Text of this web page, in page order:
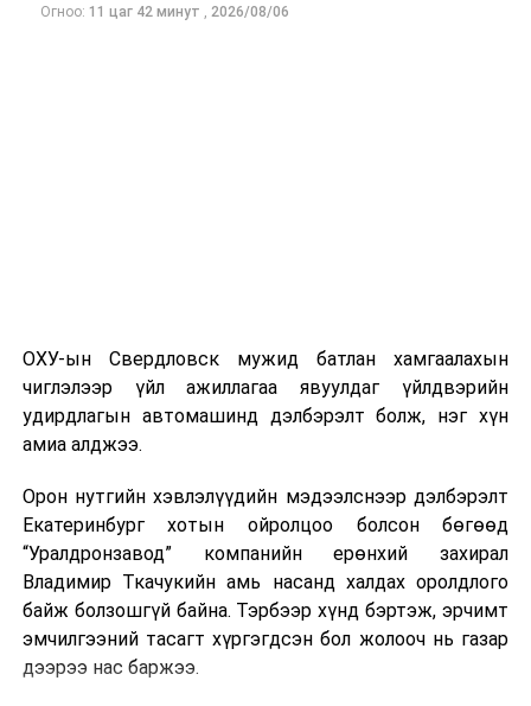
солилцох тухай хэлэлцээрийг батлав
Огноо: 11 цаг 42 минут , 2026/08/06
ОХУ-ын Свердловск мужид батлан хамгаалахын
чиглэлээр үйл ажиллагаа явуулдаг үйлдвэрийн
удирдлагын автомашинд дэлбэрэлт болж, нэг хүн
амиа алджээ.
Орон нутгийн хэвлэлүүдийн мэдээлснээр дэлбэрэлт
Екатеринбург хотын ойролцоо болсон бөгөөд
“Уралдронзавод” компанийн ерөнхий захирал
Владимир Ткачукийн амь насанд халдах оролдлого
байж болзошгүй байна. Тэрбээр хүнд бэртэж, эрчимт
эмчилгээний тасагт хүргэгдсэн бол жолооч нь газар
дээрээ нас баржээ.